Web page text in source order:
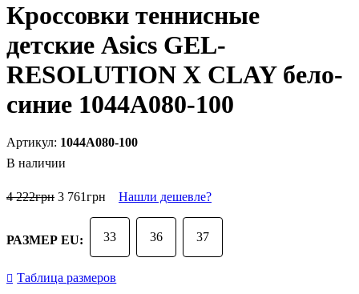
Кроссовки теннисные
детские Asics GEL-
RESOLUTION X CLAY бело-
синие 1044A080-100
1044A080-100
В наличии
4 222грн 3 761грн Нашли дешевле?
РАЗМЕР EU: 33 36 37
Таблица размеров